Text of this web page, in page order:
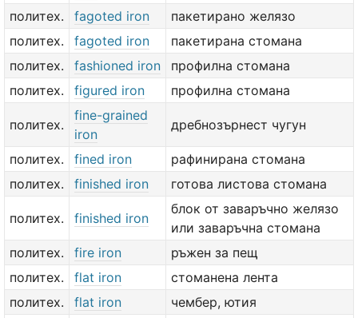
политех.
fagoted iron
пакетирано желязо
политех.
fagoted iron
пакетирана стомана
политех.
fashioned iron
профилна стомана
политех.
figured iron профилна стомана
политех.
fine-grained
iron
дребнозърнест чугун
политех. fined iron
рафинирана стомана
политех.
finished iron готова листова стомана
политех. finished iron
блок от заваръчно желязо
или заваръчна стомана
политех.
fire iron
ръжен за пещ
политех.
flat iron
стоманена лента
политех.
flat iron
чембер, ютия